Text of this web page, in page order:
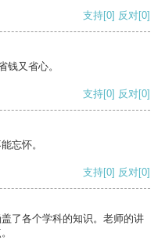
支持[0] 反对[0]
钱又省心。
支持[0] 反对[0]
忘怀。
支持[0] 反对[0]
了各个学科的知识。老师的讲